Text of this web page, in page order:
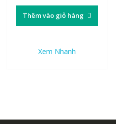
là:
4.150.000 ₫.
Thêm vào giỏ hàng
Xem Nhanh